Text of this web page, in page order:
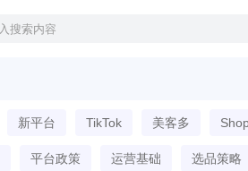
新平台 TikTok 美客多
平台政策 运营基础 选品策略